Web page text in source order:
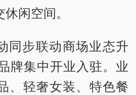
闲空间。
同步联动商场业态升
牌集中开业入驻。业
、轻奢女装、特色餐